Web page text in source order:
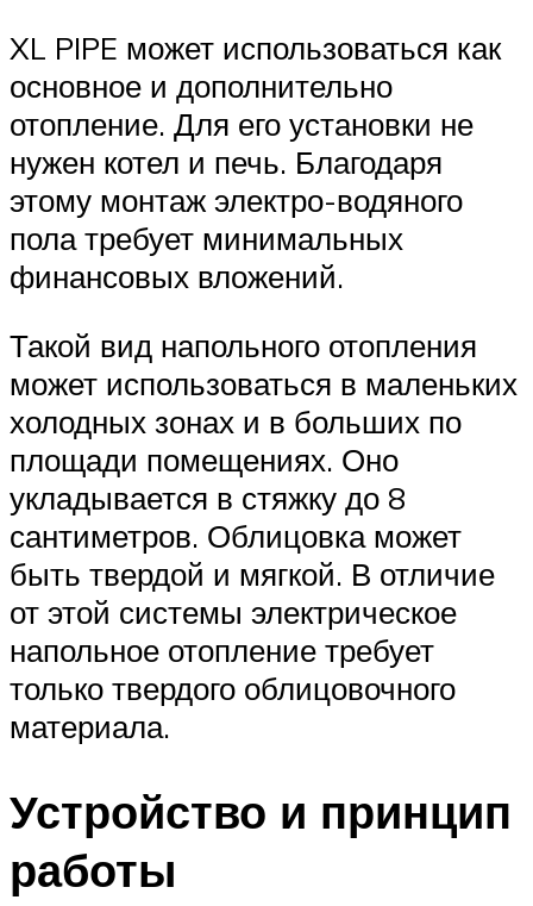
XL PIPE может использоваться как
основное и дополнительно
отопление. Для его установки не
нужен котел и печь. Благодаря
этому монтаж электро-водяного
пола требует минимальных
финансовых вложений.
Такой вид напольного отопления
может использоваться в маленьких
холодных зонах и в больших по
площади помещениях. Оно
укладывается в стяжку до 8
сантиметров. Облицовка может
быть твердой и мягкой. В отличие
от этой системы электрическое
напольное отопление требует
только твердого облицовочного
материала.
Устройство и принцип
работы